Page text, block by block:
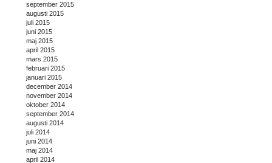
september 2015
augusti 2015
juli 2015
juni 2015
maj 2015
april 2015
mars 2015
februari 2015
januari 2015
december 2014
november 2014
oktober 2014
september 2014
augusti 2014
juli 2014
juni 2014
maj 2014
april 2014